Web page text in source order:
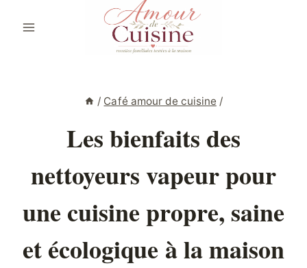
/ Café amour de cuisine /
Les bienfaits des
nettoyeurs vapeur pour
une cuisine propre, saine
et écologique à la maison